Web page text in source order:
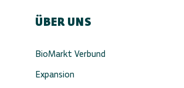
ÜBER UNS
BioMarkt Verbund
Expansion